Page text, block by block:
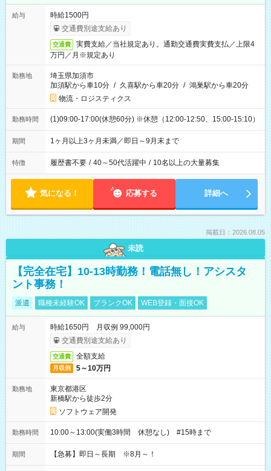
給与
時給1500円
交通費別途支給あり
交通費
実費支給／当社規定あり。通勤交通費実費支払／上限4
万円／月※規定あり
勤務地
埼玉県加須市
加須駅から車10分 / 久喜駅から車20分 / 鴻巣駅から車20分
物流・ロジスティクス
勤務時間 (1)09:00-17:00(休憩60分) ※休憩（12:00-12:50、15:00-15:10）
期間 1ヶ月以上3ヶ月未満／即日～9月末まで
特徴 履歴書不要 / 40～50代活躍中 / 10名以上の大量募集
気になる！ 応募する 詳細へ
掲載日：2026.08.05
未読
【完全在宅】10-13時勤務！電話無し！アシスタ
ント事務！
派遣 職種未経験OK ブランクOK WEB登録・面接OK
給与
時給1650円 月収例 99,000円
交通費別途支給あり
交通費 全額支給
月収例 5～10万円
勤務地
東京都港区
新橋駅から徒歩2分
ソフトウェア開発
勤務時間 10:00～13:00(実働3時間 休憩なし) #15時まで
期間 【急募】即日～長期 ※8月～！